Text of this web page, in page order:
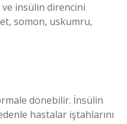
insülin direncini
somon, uskumru,
dönebilir. İnsülin
hastalar iştahlarını